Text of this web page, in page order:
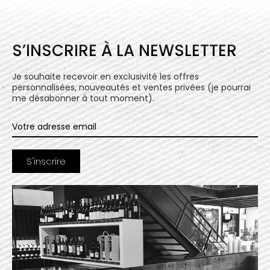
S’INSCRIRE À LA NEWSLETTER
Je souhaite recevoir en exclusivité les offres
personnalisées, nouveautés et ventes privées (je pourrai
me désabonner à tout moment).